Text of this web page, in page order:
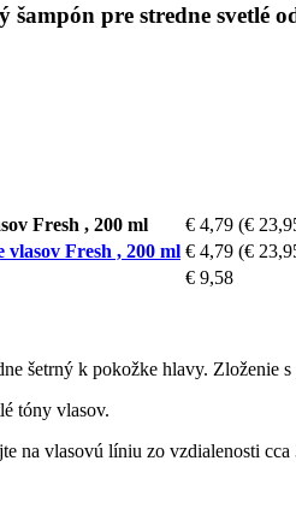
pre stredne svetlé
Fresh , 200 ml € 4,79 (€
vlasov Fresh , 200 ml € 4,79 (€
€ 9,58
šetrný k pokožke hlavy.
tóny vlasov.
na vlasovú líniu zo vzdialenosti